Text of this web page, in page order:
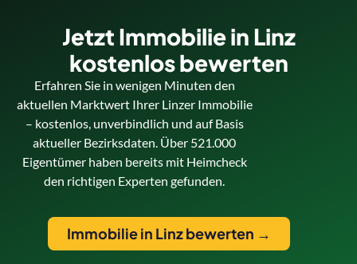
Jetzt Immobilie in Linz
kostenlos bewerten
Erfahren Sie in wenigen Minuten den
aktuellen Marktwert Ihrer Linzer Immobilie
– kostenlos, unverbindlich und auf Basis
aktueller Bezirksdaten. Über 521.000
Eigentümer haben bereits mit Heimcheck
den richtigen Experten gefunden.
Immobilie in Linz bewerten →